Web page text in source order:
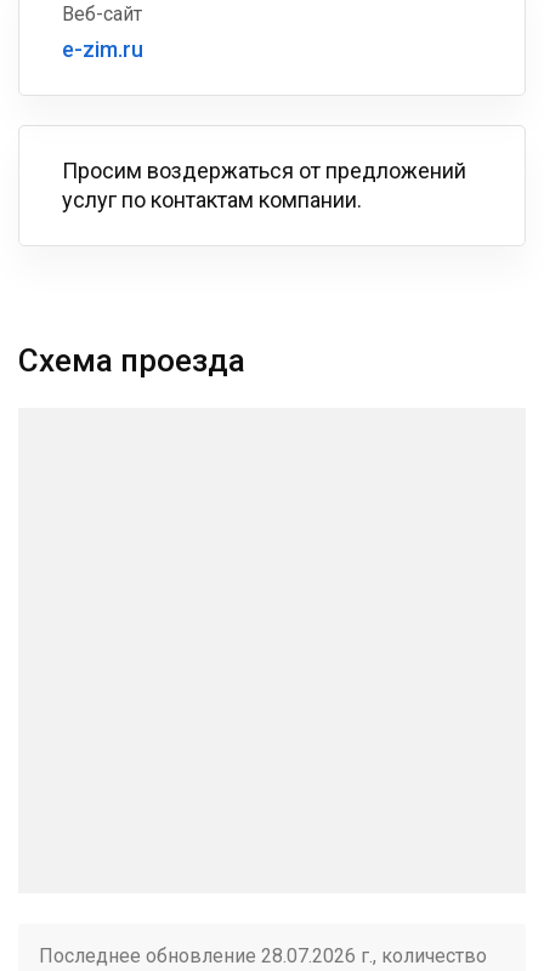
Веб-сайт
e-zim.ru
Просим воздержаться от предложений
услуг по контактам компании.
Схема проезда
Последнее обновление 28.07.2026 г., количество